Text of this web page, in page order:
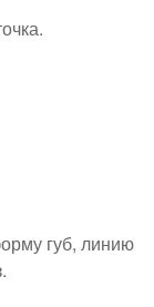
губ, линию